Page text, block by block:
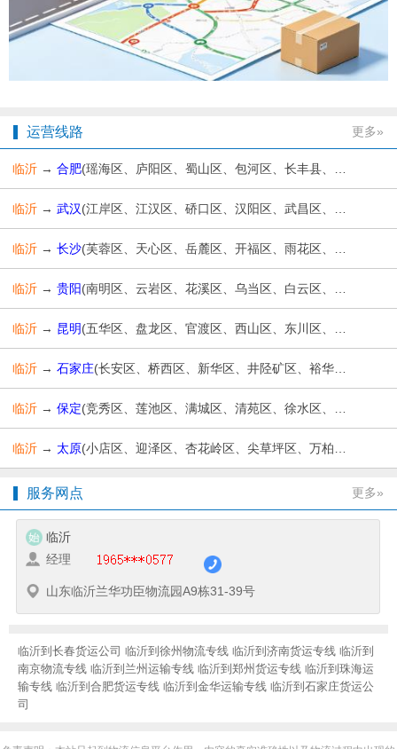
运营线路 更多»
临沂 →合肥(瑶海区、庐阳区、蜀山区、包河区、长丰县、肥东县、肥西县、庐江县、巢湖市、高新技术开发区、经济技术开发区)
临沂 →武汉(江岸区、江汉区、硚口区、汉阳区、武昌区、青山区、洪山区、东西湖区、汉南区、蔡甸区、江夏区、黄陂区、新洲区)
临沂 →长沙(芙蓉区、天心区、岳麓区、开福区、雨花区、望城区、长沙县、浏阳市、宁乡市)
临沂 →贵阳(南明区、云岩区、花溪区、乌当区、白云区、观山湖区、开阳县、息烽县、修文县、清镇市)
临沂 → 昆明(五华区、盘龙区、官渡区、西山区、东川区、呈贡区、晋宁区、富民县、宜良县、石林彝族自治县、嵩明县、禄劝彝族苗族自治县、寻甸回族彝族自治县、安宁市)
临沂 →石家庄(长安区、桥西区、新华区、井陉矿区、裕华区、藁城区、鹿泉区、栾城区、井陉县、正定县、行唐县、灵寿县、高邑县、深泽县、赞皇县、无极县、平山县、元氏县、赵县、辛集市、晋州市、新乐市)
临沂 →保定(竞秀区、莲池区、满城区、清苑区、徐水区、涞水县、阜平县、定兴县、唐县、高阳县、容城县、涞源县、望都县、安新县、易县、曲阳县、蠡县、顺平县、博野县、雄县、涿州市、定州市、安国市、高碑店市)
临沂 → 太原(小店区、迎泽区、杏花岭区、尖草坪区、万柏林区、晋源区、清徐县、阳曲县、娄烦县、古交市)
服务网点 更多»
临沂
经理
山东临沂兰华功臣物流园A9栋31-39号
临沂到长春货运公司 临沂到徐州物流专线 临沂到济南货运专线 临沂到
南京物流专线 临沂到兰州运输专线 临沂到郑州货运专线 临沂到珠海运
输专线 临沂到合肥货运专线 临沂到金华运输专线 临沂到石家庄货运公
司